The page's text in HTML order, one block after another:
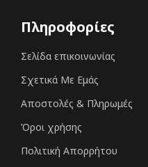
Πληροφορίες
Σελίδα επικοινωνίας
Σχετικά Με Εμάς
Αποστολές & Πληρωμές
Όροι χρήσης
Πολιτική Απορρήτου